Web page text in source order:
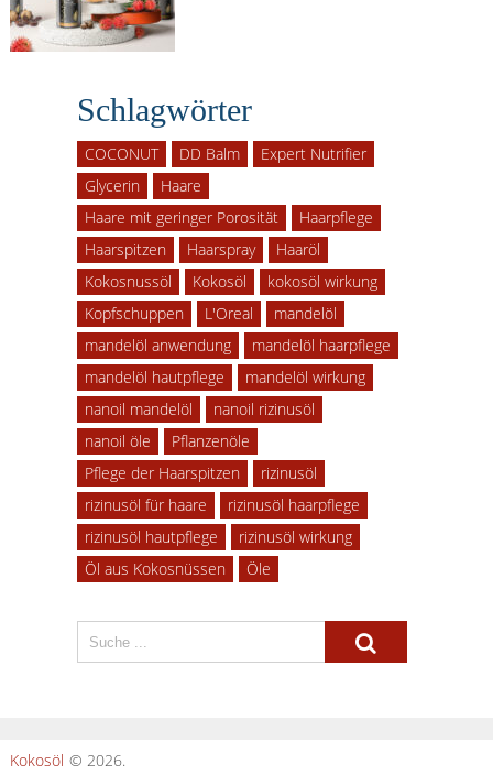
Schlagwörter
COCONUT DD Balm
Expert Nutrifier
Glycerin
Haare
Haare mit geringer Porosität
Haarpflege
Haarspitzen
Haarspray
Haaröl
Kokosnussöl
Kokosöl
kokosöl wirkung
Kopfschuppen
L'Oreal
mandelöl
mandelöl anwendung
mandelöl haarpflege
mandelöl hautpflege
mandelöl wirkung
nanoil mandelöl
nanoil rizinusöl
nanoil öle
Pflanzenöle
Pflege der Haarspitzen
rizinusöl
rizinusöl für haare
rizinusöl haarpflege
rizinusöl hautpflege
rizinusöl wirkung
Öl aus Kokosnüssen
Öle
Kokosöl © 2026.